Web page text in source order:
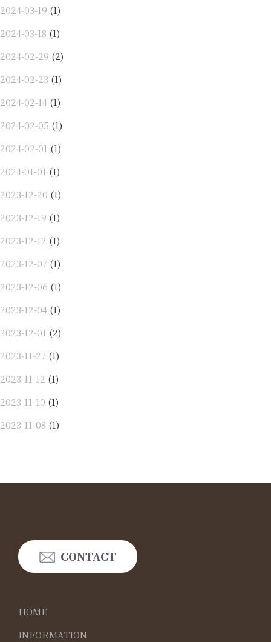
2024-03-19 (1)
2024-03-18 (1)
2024-02-29 (2)
2024-02-23 (1)
2024-02-14 (1)
2024-02-05 (1)
2024-02-01 (1)
2024-01-01 (1)
2023-12-20 (1)
2023-12-19 (1)
2023-12-12 (1)
2023-12-07 (1)
2023-12-06 (1)
2023-12-04 (1)
2023-12-01 (2)
2023-11-27 (1)
2023-11-12 (1)
2023-11-10 (1)
2023-11-08 (1)
CONTACT
HOME
INFORMATION